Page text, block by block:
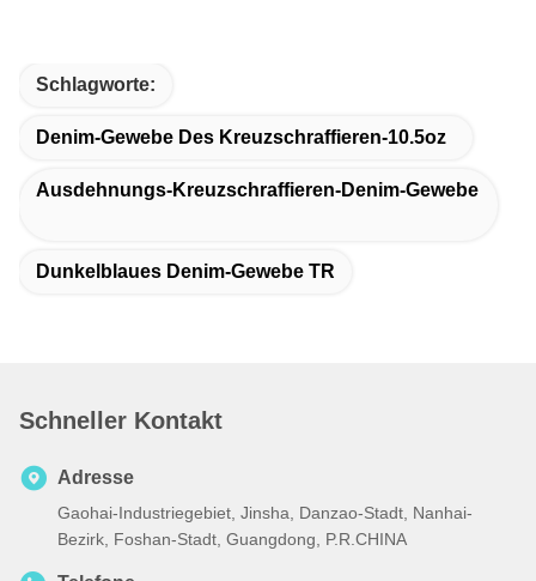
Schlagworte:
Denim-Gewebe Des Kreuzschraffieren-10.5oz
Ausdehnungs-Kreuzschraffieren-Denim-Gewebe
Dunkelblaues Denim-Gewebe TR
Schneller Kontakt
Adresse
Gaohai-Industriegebiet, Jinsha, Danzao-Stadt, Nanhai-
Bezirk, Foshan-Stadt, Guangdong, P.R.CHINA